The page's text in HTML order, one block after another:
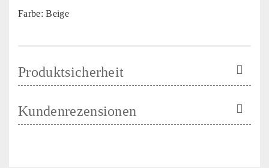
Farbe: Beige
Produktsicherheit
Kundenrezensionen